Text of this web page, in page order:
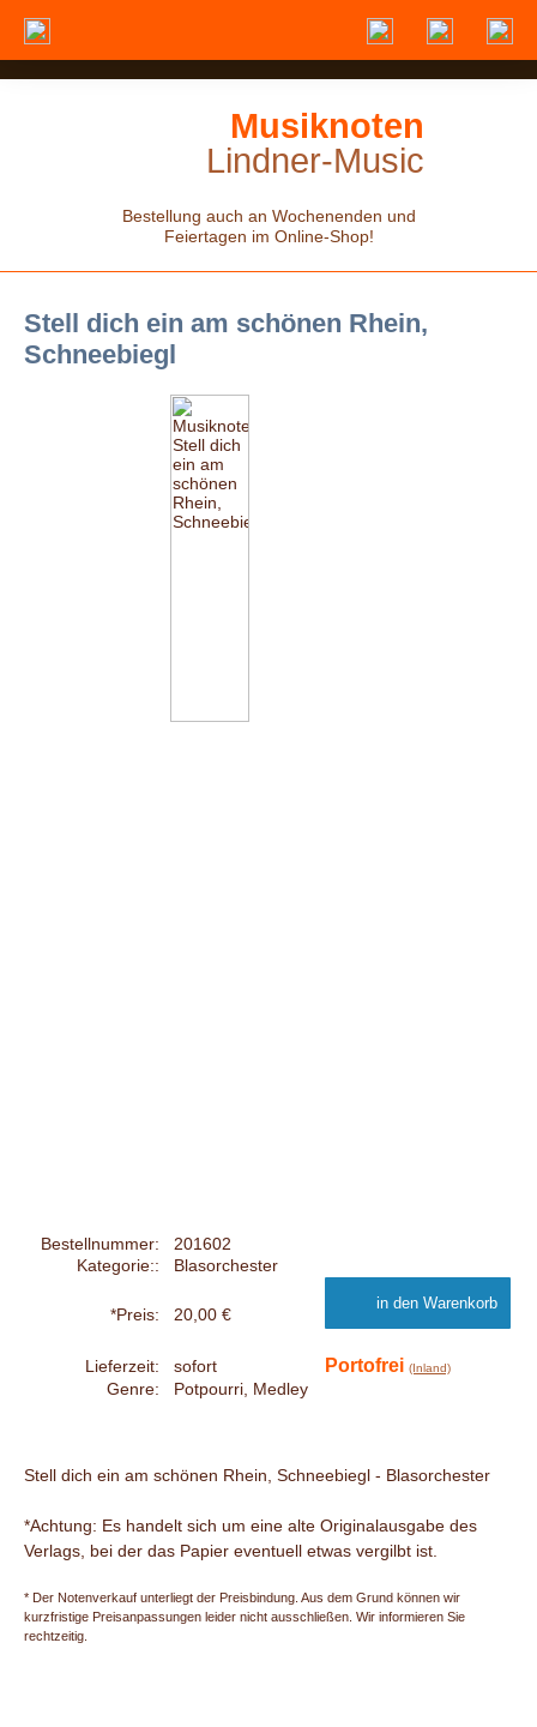
Musiknoten
Lindner-Music
Bestellung auch an Wochenenden und
Feiertagen im Online-Shop!
Stell dich ein am schönen Rhein,
Schneebiegl
Bestellnummer:
201602
Kategorie::
Blasorchester
*Preis: 20,00 €
Lieferzeit: sofort Portofrei (Inland)
Genre: Potpourri, Medley
Stell dich ein am schönen Rhein, Schneebiegl - Blasorchester
*Achtung: Es handelt sich um eine alte Originalausgabe des
Verlags, bei der das Papier eventuell etwas vergilbt ist.
* Der Notenverkauf unterliegt der Preisbindung. Aus dem Grund können wir
kurzfristige Preisanpassungen leider nicht ausschließen. Wir informieren Sie
rechtzeitig.